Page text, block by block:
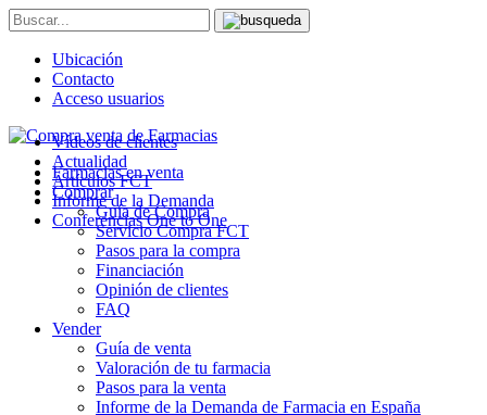
Ubicación
Contacto
Acceso usuarios
Farmacias en venta
Comprar
Guía de Compra
Servicio Compra FCT
Pasos para la compra
Financiación
Opinión de clientes
FAQ
Vender
Guía de venta
Valoración de tu farmacia
Pasos para la venta
Informe de la Demanda de Farmacia en España
Vídeos de clientes
Actualidad
Artículos FCT
Informe de la Demanda
Conferencias One to One